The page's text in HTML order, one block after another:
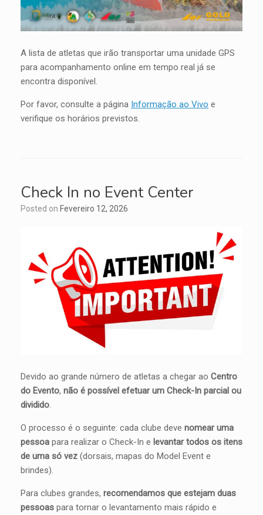
A lista de atletas que irão transportar uma unidade GPS
para acompanhamento online em tempo real já se
encontra disponível.
Por favor, consulte a página Informação ao Vivo e
verifique os horários previstos.
Check In no Event Center
Posted on Fevereiro 12, 2026
Devido ao grande número de atletas a chegar ao Centro
do Evento, não é possível efetuar um Check-In parcial ou
dividido.
O processo é o seguinte: cada clube deve nomear uma
pessoa para realizar o Check-In e levantar todos os itens
de uma só vez (dorsais, mapas do Model Event e
brindes).
Para clubes grandes, recomendamos que estejam duas
pessoas para tornar o levantamento mais rápido e